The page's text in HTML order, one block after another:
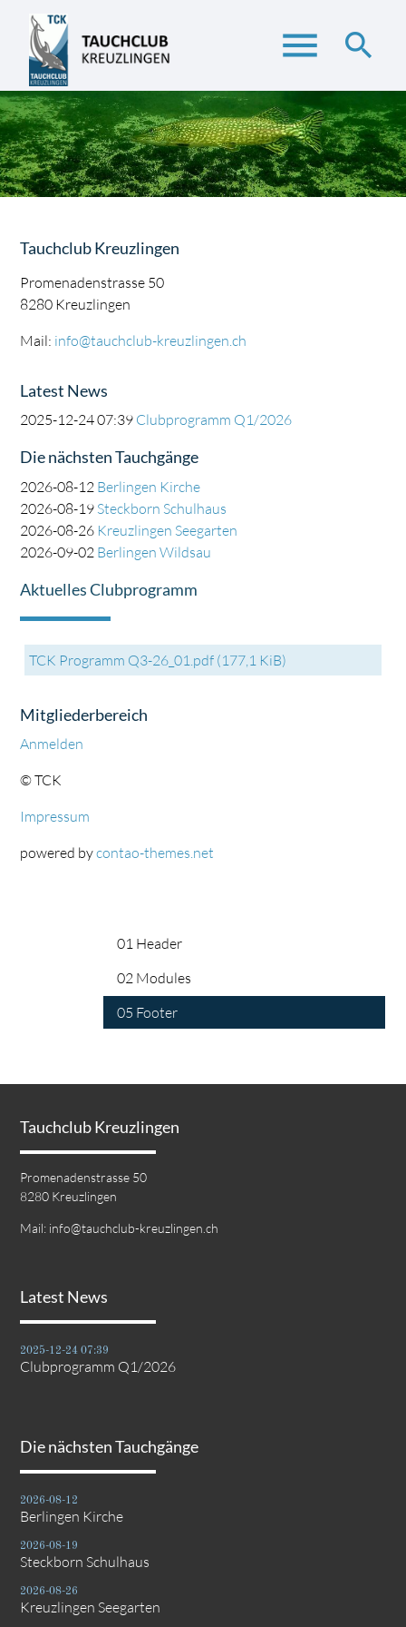
menu search
Suchbegriffe SUCHEN
Tauchclub Kreuzlingen
Promenadenstrasse 50
8280 Kreuzlingen
Mail: info@tauchclub-kreuzlingen.ch
Latest News
2025-12-24 07:39 Clubprogramm Q1/2026
Die nächsten Tauchgänge
2026-08-12 Berlingen Kirche
2026-08-19 Steckborn Schulhaus
2026-08-26 Kreuzlingen Seegarten
2026-09-02 Berlingen Wildsau
Aktuelles Clubprogramm
TCK Programm Q3-26_01.pdf (177,1 KiB)
Mitgliederbereich
Anmelden
© TCK
Impressum
powered bycontao-themes.net
01 Header
02 Modules
05 Footer
Tauchclub Kreuzlingen
Promenadenstrasse 50
8280 Kreuzlingen
Mail: info@tauchclub-kreuzlingen.ch
Latest News
2025-12-24 07:39
Clubprogramm Q1/2026
Die nächsten Tauchgänge
2026-08-12
Berlingen Kirche
2026-08-19
Steckborn Schulhaus
2026-08-26
Kreuzlingen Seegarten